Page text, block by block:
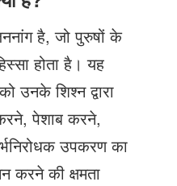
है, जो पुरुषों के
होता है। यह
उनके शिश्न द्वारा
पेशाब करने,
उपकरण का
करने की क्षमता